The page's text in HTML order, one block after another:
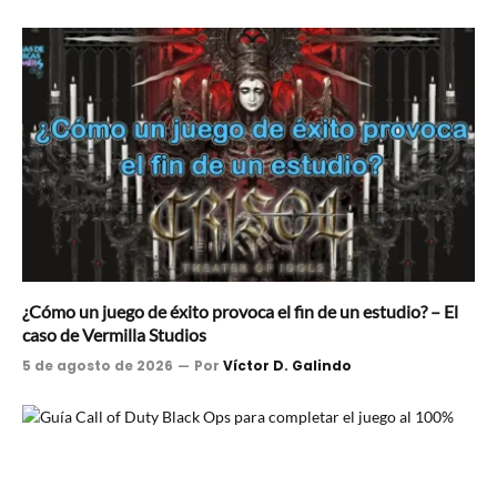
¿Cómo un juego de éxito provoca el fin de un estudio? – El
caso de Vermilla Studios
5 de agosto de 2026 Por Víctor D. Galindo